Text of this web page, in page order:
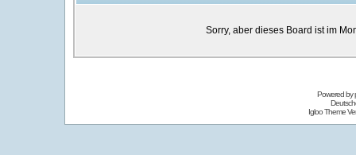
Sorry, aber dieses Board ist im
Powered by
Igloo Theme